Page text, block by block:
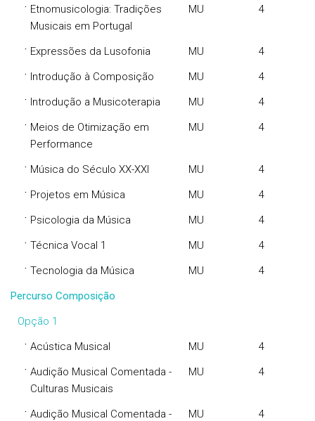
· Etnomusicologia: Tradições
Musicais em Portugal
MU 4
· Expressões da Lusofonia MU 4
· Introdução à Composição MU 4
· Introdução a Musicoterapia MU 4
· Meios de Otimização em
Performance
MU 4
· Música do Século XX-XXI MU 4
· Projetos em Música MU 4
· Psicologia da Música MU 4
· Técnica Vocal 1 MU 4
· Tecnologia da Música MU
4
Percurso Composição
Opção 1
· Acústica Musical MU 4
· Audição Musical Comentada -
Culturas Musicais
MU 4
· Audição Musical Comentada -
MU 4